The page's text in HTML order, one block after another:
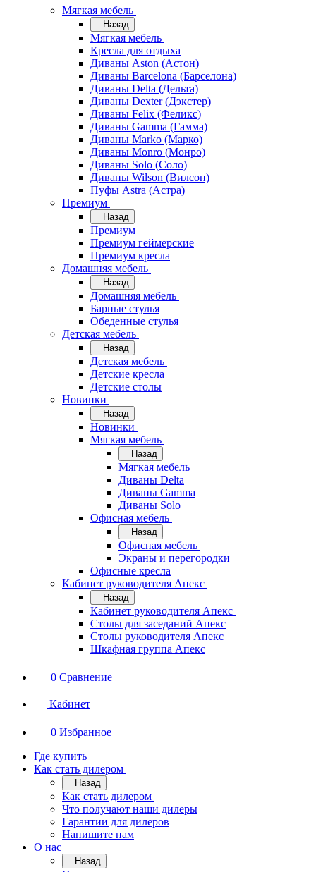
Мягкая мебель
Назад
Мягкая мебель
Кресла для отдыха
Диваны Aston (Астон)
Диваны Barcelona (Барселона)
Диваны Delta (Дельта)
Диваны Dexter (Дэкстер)
Диваны Felix (Феликс)
Диваны Gamma (Гамма)
Диваны Marko (Марко)
Диваны Monro (Монро)
Диваны Solo (Соло)
Диваны Wilson (Вилсон)
Пуфы Astra (Астра)
Премиум
Назад
Премиум
Премиум геймерские
Премиум кресла
Домашняя мебель
Назад
Домашняя мебель
Барные стулья
Обеденные стулья
Детская мебель
Назад
Детская мебель
Детские кресла
Детские столы
Новинки
Назад
Новинки
Мягкая мебель
Назад
Мягкая мебель
Диваны Delta
Диваны Gamma
Диваны Solo
Офисная мебель
Назад
Офисная мебель
Экраны и перегородки
Офисные кресла
Кабинет руководителя Апекс
Назад
Кабинет руководителя Апекс
Столы для заседаний Апекс
Столы руководителя Апекс
Шкафная группа Апекс
0 Сравнение
Кабинет
0 Избранное
Где купить
Как стать дилером
Назад
Как стать дилером
Что получают наши дилеры
Гарантии для дилеров
Напишите нам
О нас
Назад